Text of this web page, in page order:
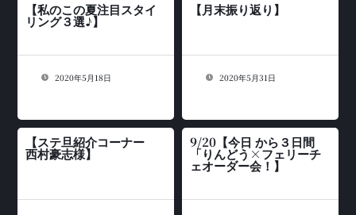
【私のこの夏注目スタイ
リング３選♪】
2020年5月18日
【月末振り返り】
2020年5月31日
【ステ旦紹介コーナー
西村豪志様】
9/20【今日 から３日間
「りんどう×フェリーチ
ェオーダー会！】